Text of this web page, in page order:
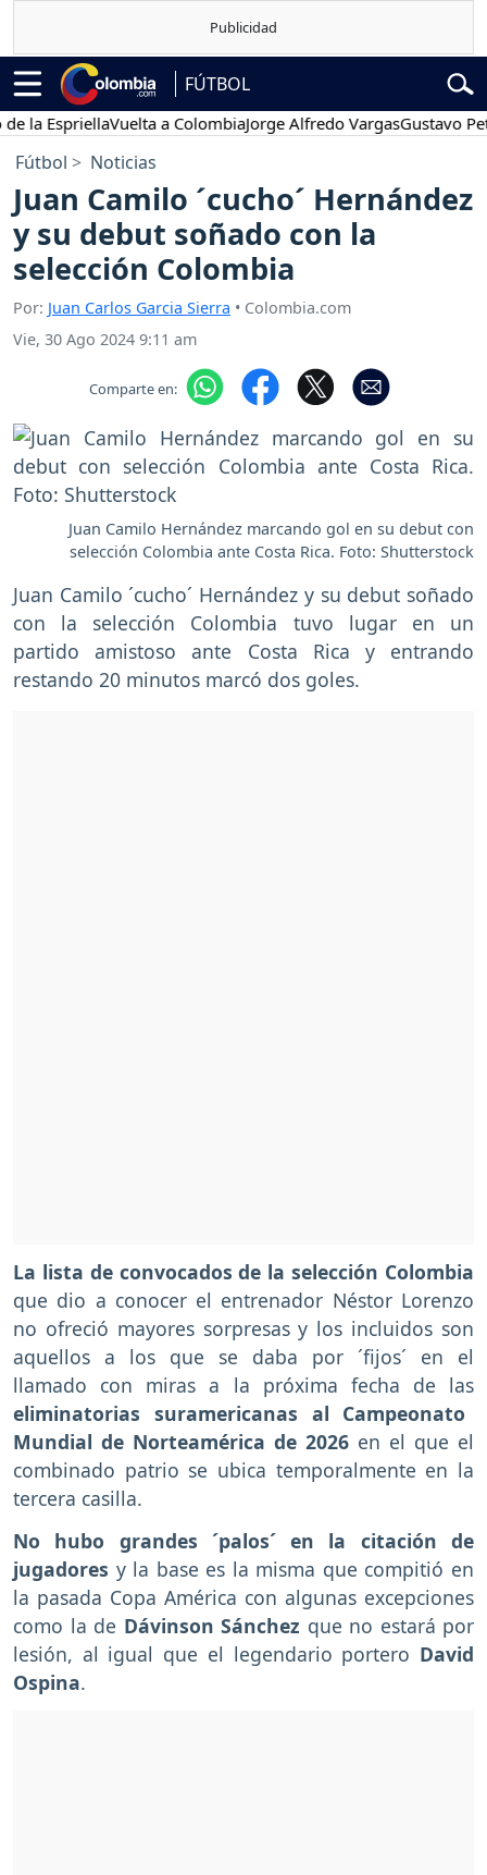
FÚTBOL
Vuelta a ColombiaJorge Alfredo VargasGustavo Petro
Fútbol Noticias
Juan Camilo ´cucho´ Hernández
y su debut soñado con la
selección Colombia
Por: Juan Carlos Garcia Sierra • Colombia.com
Vie, 30 Ago 2024 9:11 am
Comparte en:
Juan Camilo Hernández marcando gol en su debut con
selección Colombia ante Costa Rica. Foto: Shutterstock
Juan Camilo ´cucho´ Hernández y su debut soñado
con la selección Colombia tuvo lugar en un
partido amistoso ante Costa Rica y entrando
restando 20 minutos marcó dos goles.
La lista de convocados de la selección Colombia
que dio a conocer el entrenador Néstor Lorenzo
no ofreció mayores sorpresas y los incluidos son
aquellos a los que se daba por ´fijos´ en el
llamado con miras a la próxima fecha de las
eliminatorias suramericanas al Campeonato
Mundial de Norteamérica de 2026 en el que el
combinado patrio se ubica temporalmente en la
tercera casilla.
No hubo grandes ´palos´ en la citación de
jugadores y la base es la misma que compitió en
la pasada Copa América con algunas excepciones
como la de Dávinson Sánchez que no estará por
lesión, al igual que el legendario portero David
Ospina.